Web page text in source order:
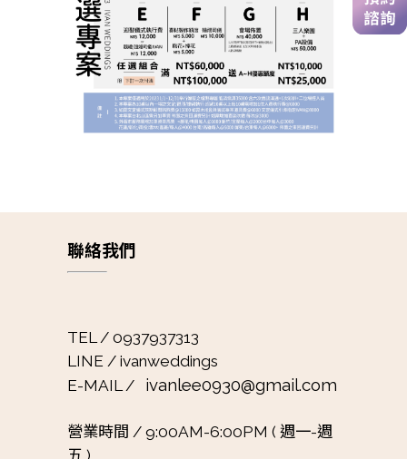
聯絡我們
TEL / 0937937313
LINE / ivanweddings
E-MAIL / ivanlee0930@gmail.com
營業時間 / 9:00AM-6:00PM ( 週一-週